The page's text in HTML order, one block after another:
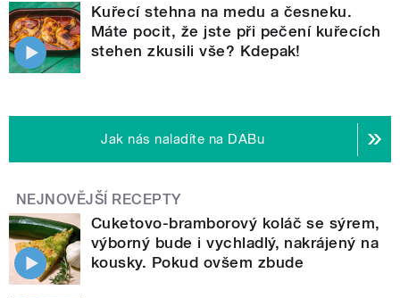
Kuřecí stehna na medu a česneku.
Máte pocit, že jste při pečení kuřecích
stehen zkusili vše? Kdepak!
Jak nás naladíte na DABu
NEJNOVĚJŠÍ RECEPTY
Cuketovo-bramborový koláč se sýrem,
výborný bude i vychladlý, nakrájený na
kousky. Pokud ovšem zbude